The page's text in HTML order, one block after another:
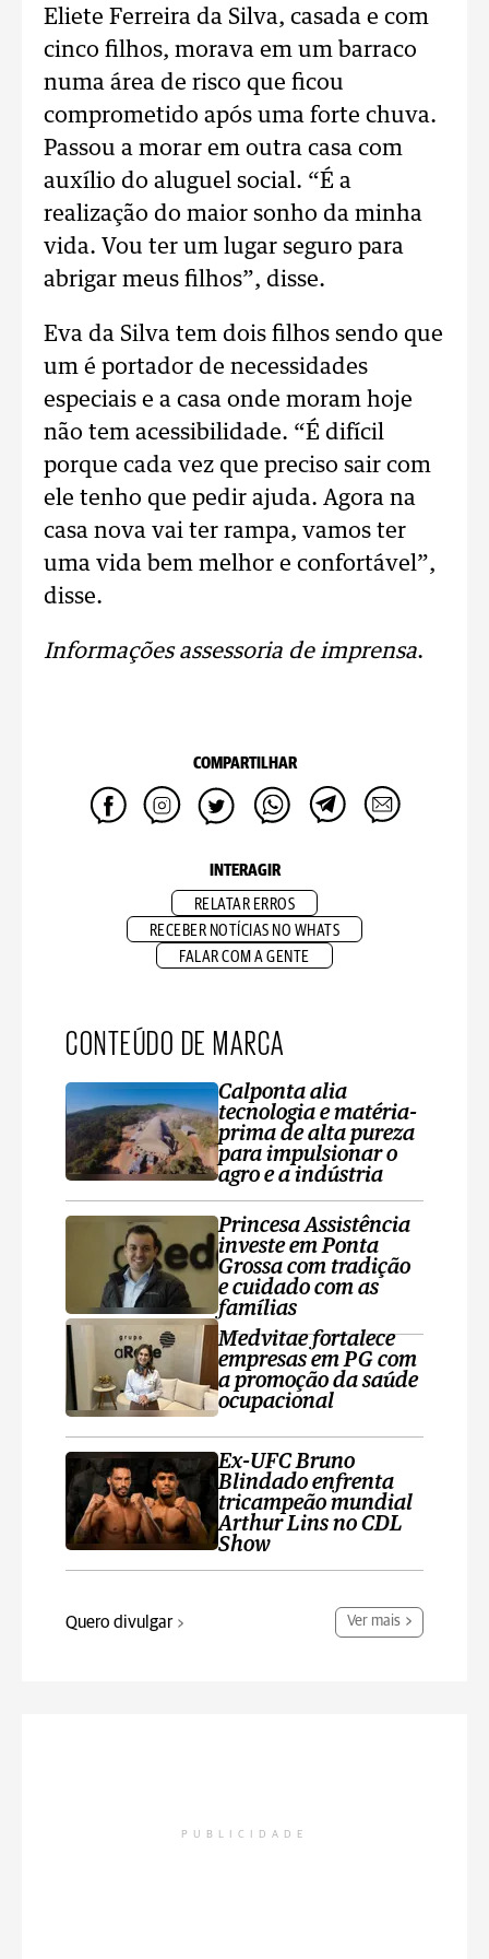
Eliete Ferreira da Silva, casada e com
cinco filhos, morava em um barraco
numa área de risco que ficou
comprometido após uma forte chuva.
Passou a morar em outra casa com
auxílio do aluguel social. “É a
realização do maior sonho da minha
vida. Vou ter um lugar seguro para
abrigar meus filhos”, disse.
Eva da Silva tem dois filhos sendo que
um é portador de necessidades
especiais e a casa onde moram hoje
não tem acessibilidade. “É difícil
porque cada vez que preciso sair com
ele tenho que pedir ajuda. Agora na
casa nova vai ter rampa, vamos ter
uma vida bem melhor e confortável”,
disse.
Informações assessoria de imprensa.
COMPARTILHAR
INTERAGIR
RELATAR ERROS
RECEBER NOTÍCIAS NO WHATS
FALAR COM A GENTE
CONTEÚDO DE MARCA
Calponta alia
tecnologia e matéria-
prima de alta pureza
para impulsionar o
agro e a indústria
Princesa Assistência
investe em Ponta
Grossa com tradição
e cuidado com as
famílias
Medvitae fortalece
empresas em PG com
a promoção da saúde
ocupacional
Ex-UFC Bruno
Blindado enfrenta
tricampeão mundial
Arthur Lins no CDL
Show
Quero divulgar Ver mais
PUBLICIDADE